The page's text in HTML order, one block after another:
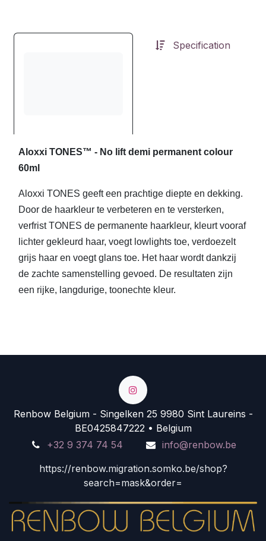
Specification
Aloxxi TONES™ - No lift demi permanent colour
60ml
Aloxxi TONES geeft een prachtige diepte en dekking.
Door de haarkleur te verbeteren en te versterken,
verfrist TONES de permanente haarkleur, kleurt vooraf
lichter gekleurd haar, voegt lowlights toe, verdoezelt
grijs haar en voegt glans toe. Het haar wordt dankzij
de zachte samenstelling gevoed. De resultaten zijn
een rijke, langdurige, toonechte kleur.
Renbow Belgium - Singelken 25 9980 Sint Laureins -
BE0425847222 • Belgium
+32 9 374 74 54
info@renbow.be
https://renbow.migration.somko.be/shop?
search=mask&order=